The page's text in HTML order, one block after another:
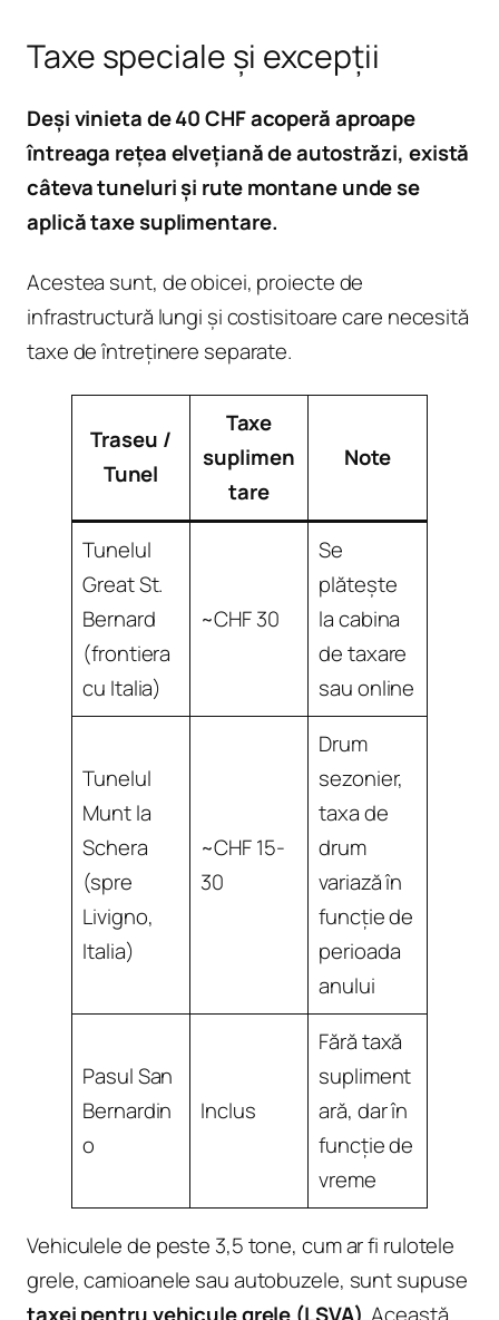
Taxe speciale și excepții
Deși vinieta de 40 CHF acoperă aproape
întreaga rețea elvețiană de autostrăzi, există
câteva tuneluri și rute montane unde se
aplică taxe suplimentare.
Acestea sunt, de obicei, proiecte de
infrastructură lungi și costisitoare care necesită
taxe de întreținere separate.
Traseu /
Tunel
Taxe
suplimen
tare
Note
Tunelul
Great St.
Bernard
(frontiera
cu Italia)
~CHF 30
Se
plătește
la cabina
de taxare
sau online
Tunelul
Munt la
Schera
(spre
Livigno,
Italia)
~CHF 15-
30
Drum
sezonier,
taxa de
drum
variază în
funcție de
perioada
anului
Pasul San
Bernardin
o
Inclus
Fără taxă
supliment
ară, dar în
funcție de
vreme
Vehiculele de peste 3,5 tone, cum ar fi rulotele
grele, camioanele sau autobuzele, sunt supuse